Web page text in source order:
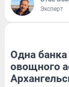
Эксперт
Одна
овощного